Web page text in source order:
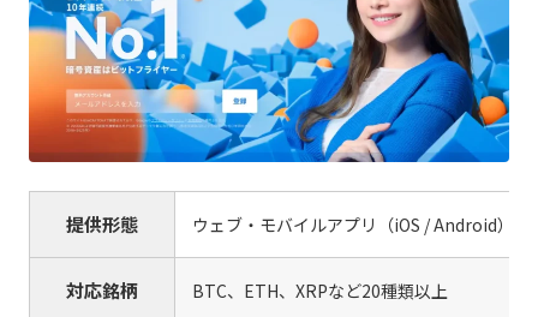
提供形態 ウェブ・モバイルアプリ（iOS / Android）
対応銘柄 BTC、ETH、XRPなど20種類以上